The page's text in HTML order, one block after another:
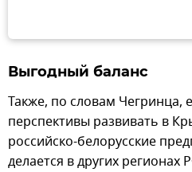
Выгодный баланс
Также, по словам Чегринца,
перспективы развивать в
российско-белорусские
делается в других регионах